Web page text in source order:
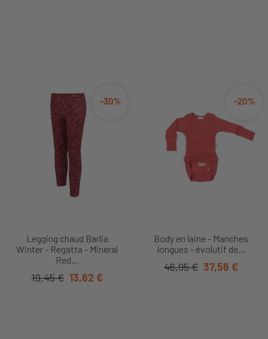
Legging chaud Barlia
Winter - Regatta - Mineral
Red...
-30%
19,45 € 13,62 €
Body en laine - Manches
longues - évolutif de...
-20%
46,95 € 37,56 €